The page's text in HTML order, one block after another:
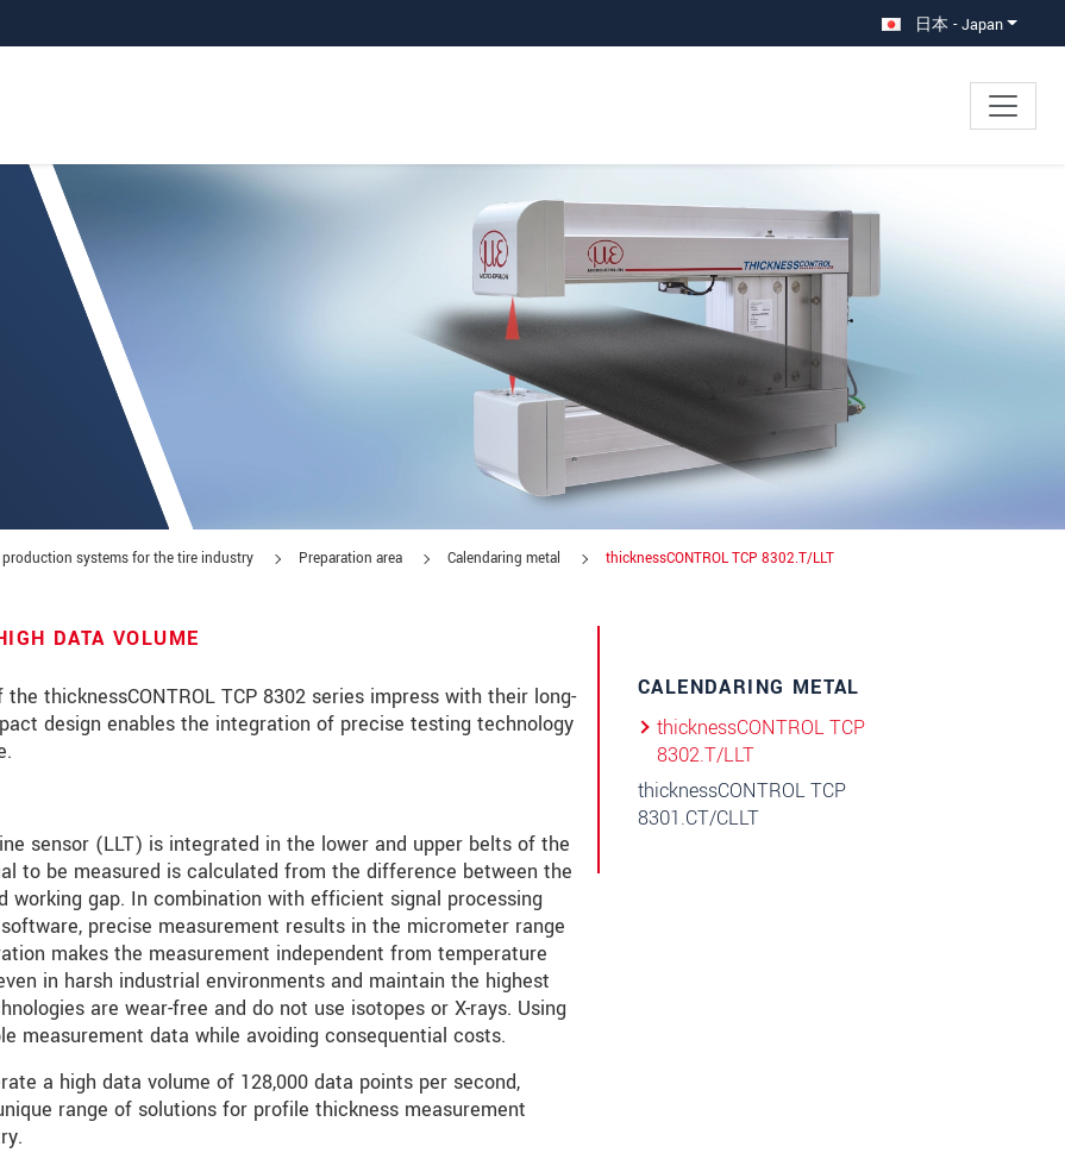
日本 - Japan
systems for the tire industry Preparation area Calendaring metal thicknessCONTROL TCP 8302.T/LLT
DATA VOLUME
thicknessCONTROL TCP 8302 series impress with their long-
design enables the integration of precise testing technology
sensor (LLT) is integrated in the lower and upper belts of the
to be measured is calculated from the difference between the
working gap. In combination with efficient signal processing
precise measurement results in the micrometer range
makes the measurement independent from temperature
in harsh industrial environments and maintain the highest
are wear-free and do not use isotopes or X-rays. Using
measurement data while avoiding consequential costs.
a high data volume of 128,000 data points per second,
range of solutions for profile thickness measurement
CALENDARING METAL
thicknessCONTROL TCP
8302.T/LLT
thicknessCONTROL TCP
8301.CT/CLLT
×
TCP 8302.T/LLT
てください
ます。個人情報に関するプライバシーステートメントをお読みください。